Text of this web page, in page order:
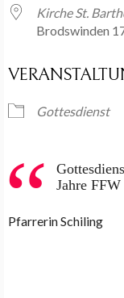
Kirche St.
Brodswinden
Gottesdienst
Jahre
Pfarrerin Schiling